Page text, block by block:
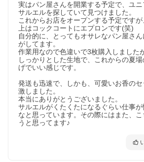
実はパン屋さんを開業する予定で、ユ
サルエルを探していて見つけました。
これからお店をオープンする予定ですが
上はコックコートにエプロンです(笑)
自分的に、とってもオサレなパン屋さ
がしてます。
作業用なので色違いで3枚購入しました
しっかりとした生地で、これからの夏
げでいい感じです。
発送も迅速で、しかも、可愛いお香の
激しました。
本当にありがとうございました。
サルエルがくたくたになるぐらい仕事
なと思っています。その際にはまた、
うと思ってます♪